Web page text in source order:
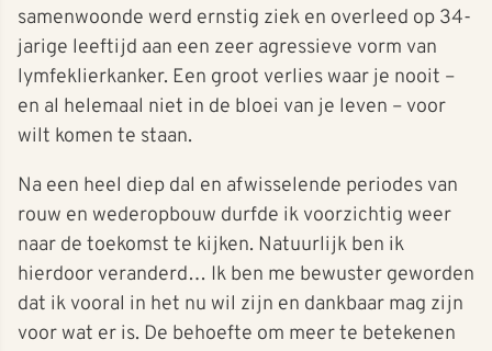
samenwoonde werd ernstig ziek en overleed op 34-
jarige leeftijd aan een zeer agressieve vorm van
lymfeklierkanker. Een groot verlies waar je nooit –
en al helemaal niet in de bloei van je leven – voor
wilt komen te staan.
Na een heel diep dal en afwisselende periodes van
rouw en wederopbouw durfde ik voorzichtig weer
naar de toekomst te kijken. Natuurlijk ben ik
hierdoor veranderd… Ik ben me bewuster geworden
dat ik vooral in het nu wil zijn en dankbaar mag zijn
voor wat er is. De behoefte om meer te betekenen